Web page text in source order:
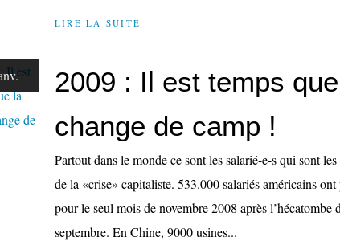
LIRE LA SUITE
2009 : Il est temps
change de camp !
Partout dans le monde ce sont les salarié-e-s qui sont
de la «crise» capitaliste. 533.000 salariés américains
pour le seul mois de novembre 2008 après l’hécatombe
septembre. En Chine, 9000 usines...